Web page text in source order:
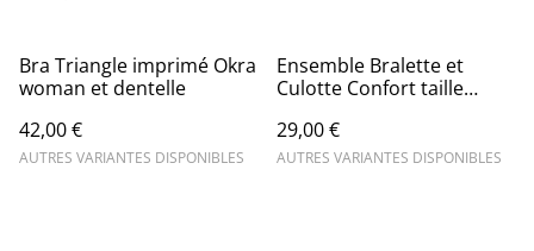
Bra Triangle imprimé Okra
woman et dentelle
42,00 €
AUTRES VARIANTES DISPONIBLES
Ensemble Bralette et
Culotte Confort taille
29,00 €
AUTRES VARIANTES DISPONIBLES